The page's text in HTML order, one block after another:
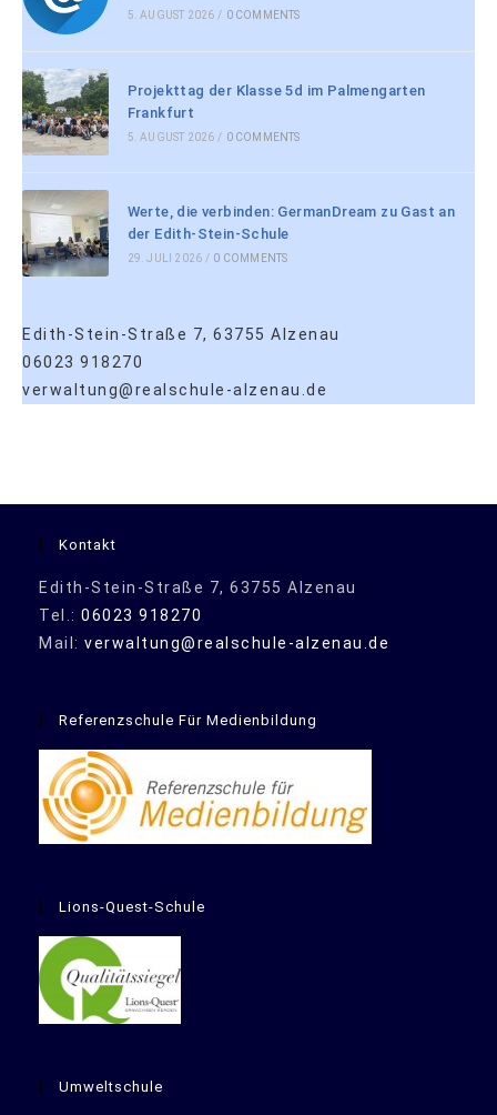
5. AUGUST 2026 / 0 COMMENTS
Projekttag der Klasse 5d im Palmengarten
Frankfurt
5. AUGUST 2026 / 0 COMMENTS
Werte, die verbinden: GermanDream zu Gast an
der Edith-Stein-Schule
29. JULI 2026 / 0 COMMENTS
Edith-Stein-Straße 7, 63755 Alzenau
06023 918270
verwaltung@realschule-alzenau.de
Kontakt
Edith-Stein-Straße 7, 63755 Alzenau
Tel.: 06023 918270
Mail: verwaltung@realschule-alzenau.de
Referenzschule Für Medienbildung
Lions-Quest-Schule
Umweltschule